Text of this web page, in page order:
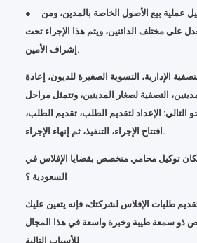
● التصفية، ويتم فيها تسهيل عملية بيع الأصول الخاصة بالمدين، ومن
على مختلف الدائنين، ويتم هذا الإجراء تحت
إشراف الأمين.
الإدارية، التسوية الصغيرة للديون، إعادة
التصفية لصغار المدينين، وتتمثل مراحل
التالي: الإعداد لتقديم الطلب، تقديم الطلب،
افتتاح الإجراء، التنفيذ، ثم إنهاء الإجراء.
توكيل محامي متخصص بقضايا الإفلاس في
السعودية ؟
طلبات الإفلاس لشركتك، فإنه يتعين عليك
ذو سمعة طيبة وخبرة واسعة في هذا المجال
للأسباب التالية